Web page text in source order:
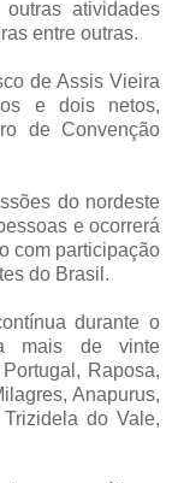
atividades
entre outras.
de Assis Vieira
e dois netos,
de Convenção
do nordeste
e ocorrerá
com participação
do Brasil.
durante o
mais de vinte
Raposa,
Anapurus,
do Vale,